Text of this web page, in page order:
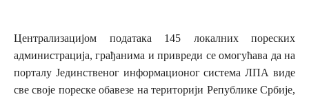
Централизацијом података 145 локалних пореских
администрација, грађанима и привреди се омогућава да на
порталу Јединственог информационог система ЛПА виде
све своје пореске обавезе на територији Републике Србије,